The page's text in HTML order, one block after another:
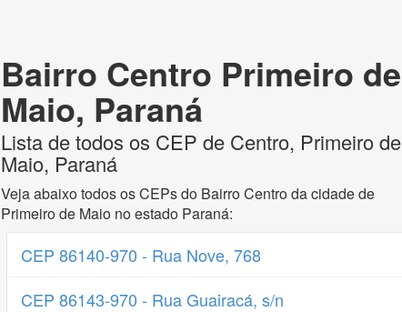
Bairro Centro Primeiro de
Maio, Paraná
Lista de todos os CEP de Centro, Primeiro de
Maio, Paraná
Veja abaixo todos os CEPs do Bairro Centro da cidade de
Primeiro de Maio no estado Paraná:
CEP 86140-970 - Rua Nove, 768
CEP 86143-970 - Rua Guairacá, s/n